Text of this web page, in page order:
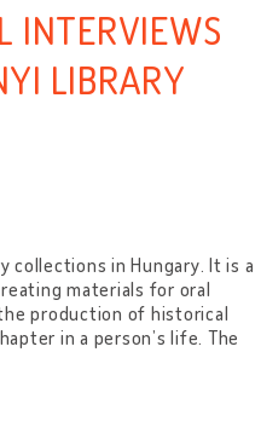
INTERVIEWS
LIBRARY
in Hungary. It is a
materials for oral
production of historical
in a person’s life. The